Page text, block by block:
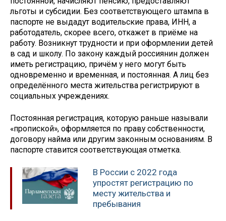
льготы и субсидии. Без соответствующего штампа в
паспорте не выдадут водительские права, ИНН, а
работодатель, скорее всего, откажет в приёме на
работу. Возникнут трудности и при оформлении детей
в сад и школу. По закону каждый россиянин должен
иметь регистрацию, причём у него могут быть
одновременно и временная, и постоянная. А лиц без
определённого места жительства регистрируют в
социальных учреждениях.
Постоянная регистрация, которую раньше называли
«пропиской», оформляется по праву собственности,
договору найма или другим законным основаниям. В
паспорте ставится соответствующая отметка.
В России с 2022 года
упростят регистрацию по
месту жительства и
пребывания